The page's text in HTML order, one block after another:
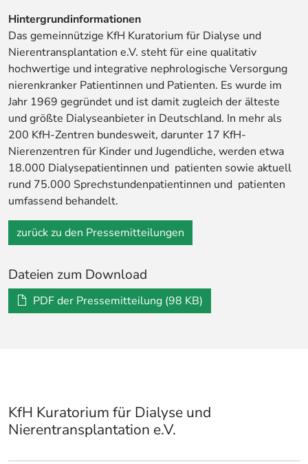
Hintergrundinformationen
Das gemeinnützige KfH Kuratorium für Dialyse und
Nierentransplantation e.V. steht für eine qualitativ
hochwertige und integrative nephrologische Versorgung
nierenkranker Patientinnen und Patienten. Es wurde im
Jahr 1969 gegründet und ist damit zugleich der älteste
und größte Dialyseanbieter in Deutschland. In mehr als
200 KfH-Zentren bundesweit, darunter 17 KfH-
Nierenzentren für Kinder und Jugendliche, werden etwa
18.000 Dialysepatientinnen und patienten sowie aktuell
rund 75.000 Sprechstundenpatientinnen und patienten
umfassend behandelt.
zurück zu den Pressemitteilungen
Dateien zum Download
PDF der Pressemitteilung (98 KB)
KfH Kuratorium für Dialyse und
Nierentransplantation e.V.